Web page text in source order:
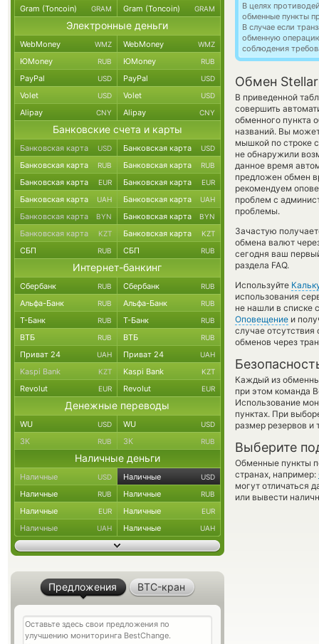
В целях
обменные пункты
В случае если
обменную
соблюдения
Обмен Stellar
В приведенной
совершить
обменного пункта
названий. Вы
мышкой по строке
не обнаружили
данное время
предложен обмен
рекомендуем
проблем с
проблемы.
Зачастую
обмена валют
сегодня ваш
раздела FAQ.
Используйте
использования
не нашли в списке
Оповещение и
случае
обменов через
Каждый из
при этом команда
Использование
пунктах. При
размер резервов и
Выберите
Обменные пункты
странах, например:
могут отличаться
или вывести
Gram (Toncoin) GRAM Gram (Toncoin) GRAM
Электронные деньги
WebMoney WMZ WebMoney WMZ
ЮMoney RUB ЮMoney RUB
PayPal USD PayPal USD
Volet USD Volet USD
Alipay CNY Alipay CNY
Банковские счета и карты
Банковская карта USD Банковская карта USD
Банковская карта RUB Банковская карта RUB
Банковская карта EUR Банковская карта EUR
Банковская карта UAH Банковская карта UAH
Банковская карта BYN Банковская карта BYN
Банковская карта KZT Банковская карта KZT
СБП RUB СБП RUB
Интернет-банкинг
Сбербанк RUB Сбербанк RUB
Альфа-Банк RUB Альфа-Банк RUB
Т-Банк RUB Т-Банк RUB
ВТБ RUB ВТБ RUB
Приват 24 UAH Приват 24 UAH
Kaspi Bank KZT Kaspi Bank KZT
Revolut EUR Revolut EUR
Денежные переводы
WU USD WU USD
ЗК RUB ЗК RUB
Наличные деньги
Наличные USD Наличные USD
Наличные RUB Наличные RUB
Наличные EUR Наличные EUR
Наличные UAH Наличные UAH
Предложения BTC-кран